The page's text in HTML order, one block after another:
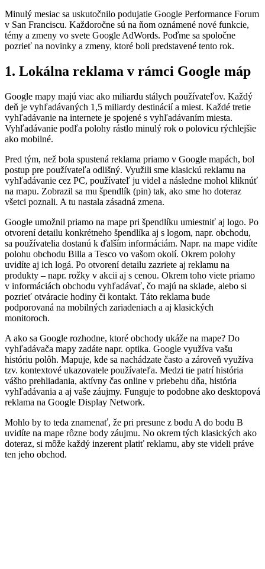
Minulý mesiac sa uskutočnilo podujatie Google Performance Forum
v San Franciscu. Každoročne sú na ňom oznámené nové funkcie,
témy a zmeny vo svete Google AdWords. Poďme sa spoločne
pozrieť na novinky a zmeny, ktoré boli predstavené tento rok.
1. Lokálna reklama v rámci Google máp
Google mapy majú viac ako miliardu stálych používateľov. Každý
deň je vyhľadávaných 1,5 miliardy destinácií a miest. Každé tretie
vyhľadávanie na internete je spojené s vyhľadávaním miesta.
Vyhľadávanie podľa polohy rástlo minulý rok o polovicu rýchlejšie
ako mobilné.
Pred tým, než bola spustená reklama priamo v Google mapách, bol
postup pre používateľa odlišný. Využili sme klasickú reklamu na
vyhľadávanie cez PC, používateľ ju videl a následne mohol kliknúť
na mapu. Zobrazil sa mu špendlík (pin) tak, ako sme ho doteraz
všetci poznali. A tu nastala zásadná zmena.
Google umožnil priamo na mape pri špendlíku umiestniť aj logo. Po
otvorení detailu konkrétneho špendlíka aj s logom, napr. obchodu,
sa používatelia dostanú k ďalším informáciám. Napr. na mape vidíte
polohu obchodu Billa a Tesco vo vašom okolí. Okrem polohy
uvidíte aj ich logá. Po otvorení detailu zazriete aj reklamu na
produkty – napr. rožky v akcii aj s cenou. Okrem toho viete priamo
v informáciách obchodu vyhľadávať, čo majú na sklade, alebo si
pozrieť otváracie hodiny či kontakt. Táto reklama bude
podporovaná na mobilných zariadeniach a aj klasických
monitoroch.
A ako sa Google rozhodne, ktoré obchody ukáže na mape? Do
vyhľadávača mapy zadáte napr. optika. Google využíva vašu
históriu polôh. Mapuje, kde sa nachádzate často a zároveň využíva
tzv. kontextové ukazovatele používateľa. Medzi tie patrí história
vášho prehliadania, aktívny čas online v priebehu dňa, história
vyhľadávania a aj vaše záujmy. Funguje to podobne ako desktopová
reklama na Google Display Network.
Mohlo by to teda znamenať, že pri presune z bodu A do bodu B
uvidíte na mape rôzne body záujmu. No okrem tých klasických ako
doteraz, si môže každý inzerent platiť reklamu, aby ste videli práve
ten jeho obchod.